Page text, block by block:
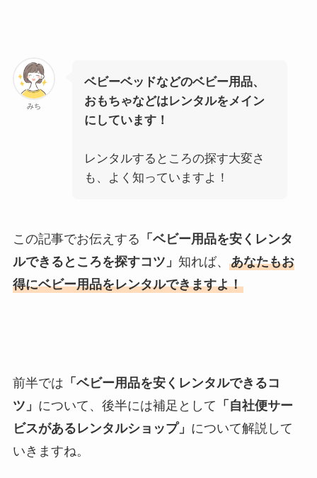
みち
ベビーベッドなどのベビー用品、
おもちゃなどはレンタルをメイン
にしています！
レンタルするところの探す大変さ
も、よく知っていますよ！
この記事でお伝えする 「ベビー用品を安くレンタ
ルできるところを探すコツ」 知れば、 あなたもお
得にベビー用品をレンタルできますよ！
前半では 「ベビー用品を安くレンタルできるコ
ツ」 について、後半には補足として 「自社便サー
ビスがあるレンタルショップ」 について解説して
いきますね。